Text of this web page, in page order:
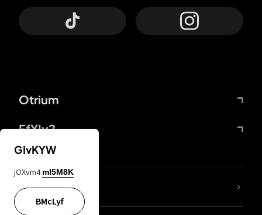
Otrium
FfYIy2
ZbBJcb
GIvKYW
jOXvm4 mI5M8K
BMcLyf